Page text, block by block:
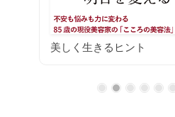
美しく生きるヒント